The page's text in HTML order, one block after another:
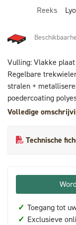
Reeks
Vulling: Vlakke plaat dikte 3mm in de kader gelast Onderdelen:
Regelbare trekwielen Inox slot europese cilinder
stralen +
poedercoating
Volledige
Technische
✓ Toegang tot
✓ Exclusieve